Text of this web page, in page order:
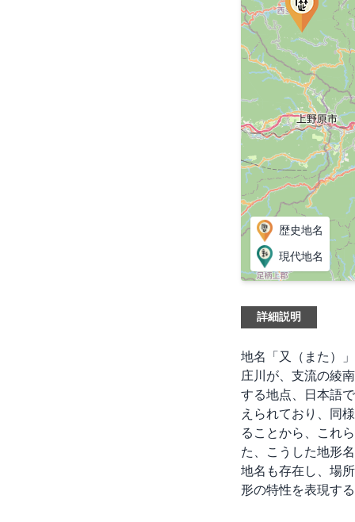
歴史地名
現代地名
詳細説明
地名「又（また）
庄川が、支流の綾
する地点、日本語
えられており、同
ることから、これ
た、こうした地形
地名も存在し、場
形の特性を表現す